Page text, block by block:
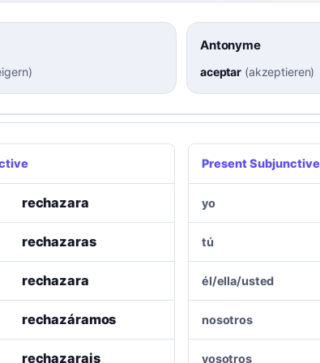
)
Antonyme
aceptar (akzeptieren)
rechazara
rechazaras
rechazara
rechazáramos
rechazarais
Present Subjunctive
yo
tú
él/ella/usted
nosotros
vosotros